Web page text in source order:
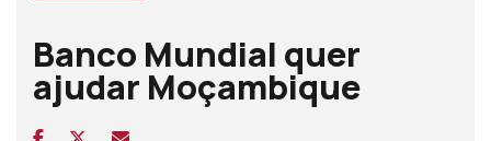
Banco Mundial quer
ajudar Moçambique